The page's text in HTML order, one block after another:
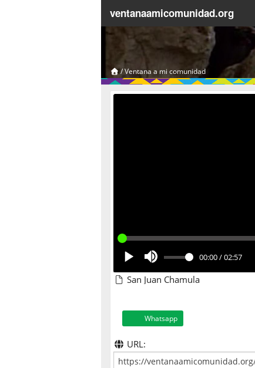
ventanaamicomunidad.org
/Ventana a mi comunidad
00:00/02:57
San Juan Chamula
Whatsapp
URL: